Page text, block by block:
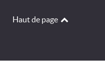
Haut de page